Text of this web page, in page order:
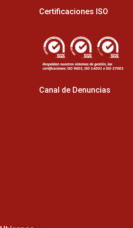
Certificaciones ISO
Canal de Denuncias